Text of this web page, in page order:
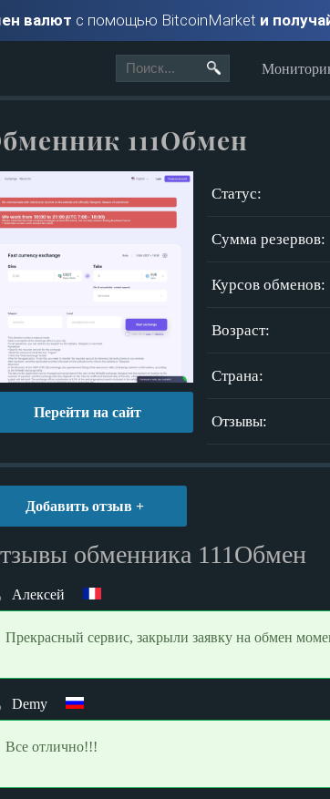
валют с помощью BitcoinMarket и
111Обмен
Перейти на сайт
Статус:
Сумма резервов:
Курсов обменов:
Возраст:
Страна:
Отзывы:
Добавить отзыв +
обменника 111Обмен
Алексей
Прекрасный сервис, закрыли заявку на обмен
Demy
Все отлично!!!